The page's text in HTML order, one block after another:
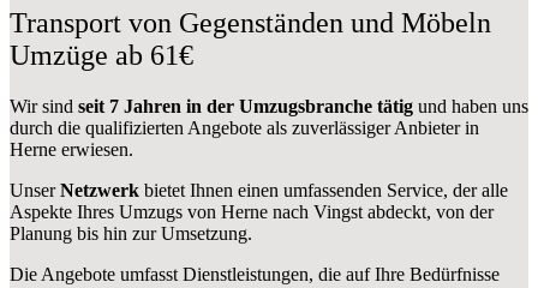
Transport von Gegenständen und Möbeln
Umzüge ab 61€
Wir sind seit 7 Jahren in der Umzugsbranche tätig und haben uns
durch die qualifizierten Angebote als zuverlässiger Anbieter in
Herne erwiesen.
UnserNetzwerk bietet Ihnen einen umfassenden Service, der alle
Aspekte Ihres Umzugs von Herne nach Vingst abdeckt, von der
Planung bis hin zur Umsetzung.
Die Angebote umfasst Dienstleistungen, die auf Ihre Bedürfnisse